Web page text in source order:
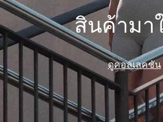
สินค้ามา
ดูคอลเลคชัน